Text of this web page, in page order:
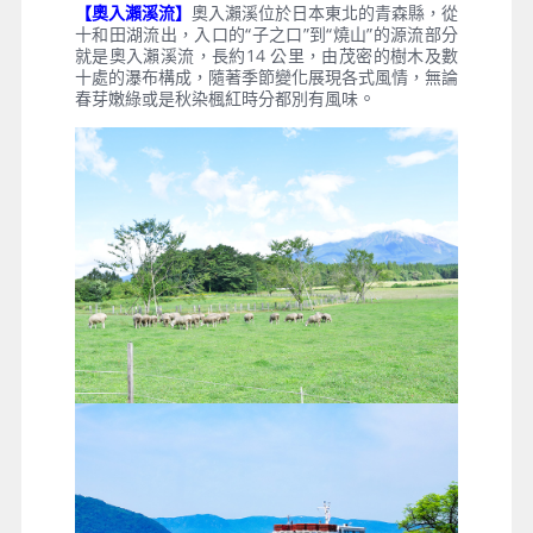
【奧入瀨溪流】 奧入瀨溪位於日本東北的青森縣，從
十和田湖流出，入口的“子之口”到“燒山”的源流部分
就是奧入瀨溪流，長約14 公里，由茂密的樹木及數
十處的瀑布構成，隨著季節變化展現各式風情，無論
春芽嫩綠或是秋染楓紅時分都別有風味。